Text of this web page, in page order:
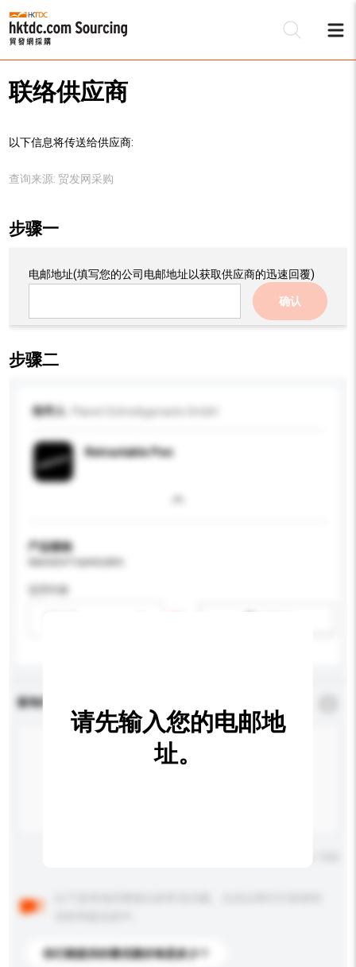
联络供应商
以下信息将传送给供应商:
查询来源: 贸发网采购
步骤一
电邮地址(填写您的公司电邮地址以获取供应商的迅速回覆)
确认
步骤二
收件人
Retractable Pen
产品规格
适用年龄
查询内容
你们能提供的最优惠价格是多少？
请先输入您的电邮地
址。